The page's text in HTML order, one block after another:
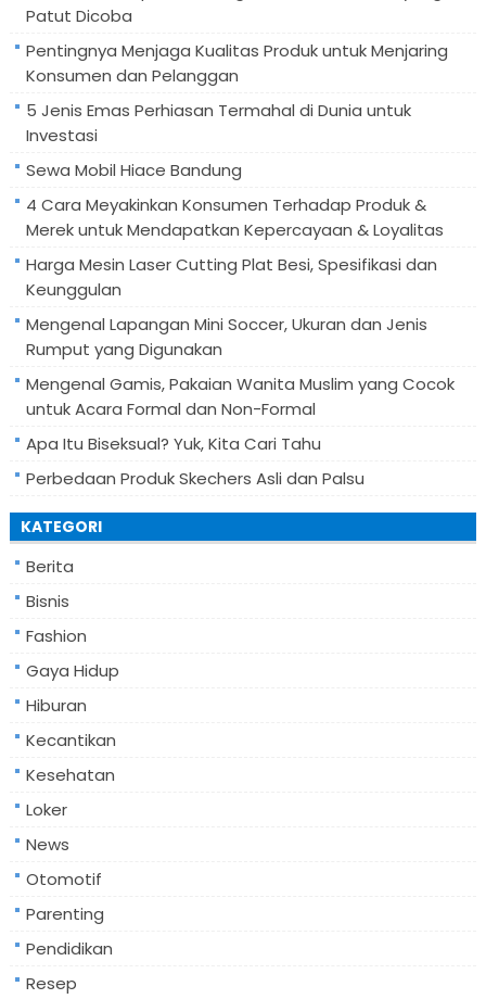
Patut Dicoba
Pentingnya Menjaga Kualitas Produk untuk Menjaring
Konsumen dan Pelanggan
5 Jenis Emas Perhiasan Termahal di Dunia untuk
Investasi
Sewa Mobil Hiace Bandung
4 Cara Meyakinkan Konsumen Terhadap Produk &
Merek untuk Mendapatkan Kepercayaan & Loyalitas
Harga Mesin Laser Cutting Plat Besi, Spesifikasi dan
Keunggulan
Mengenal Lapangan Mini Soccer, Ukuran dan Jenis
Rumput yang Digunakan
Mengenal Gamis, Pakaian Wanita Muslim yang Cocok
untuk Acara Formal dan Non-Formal
Apa Itu Biseksual? Yuk, Kita Cari Tahu
Perbedaan Produk Skechers Asli dan Palsu
KATEGORI
Berita
Bisnis
Fashion
Gaya Hidup
Hiburan
Kecantikan
Kesehatan
Loker
News
Otomotif
Parenting
Pendidikan
Resep